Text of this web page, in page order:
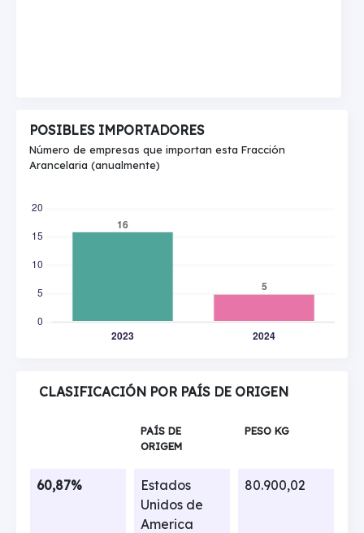
POSIBLES IMPORTADORES
Número de empresas que importan esta Fracción
Arancelaria (anualmente)
CLASIFICACIÓN POR PAÍS DE ORIGEN
PAÍS DE
ORIGEM
PESO KG
60,87%
Estados
Unidos de
America
80.900,02